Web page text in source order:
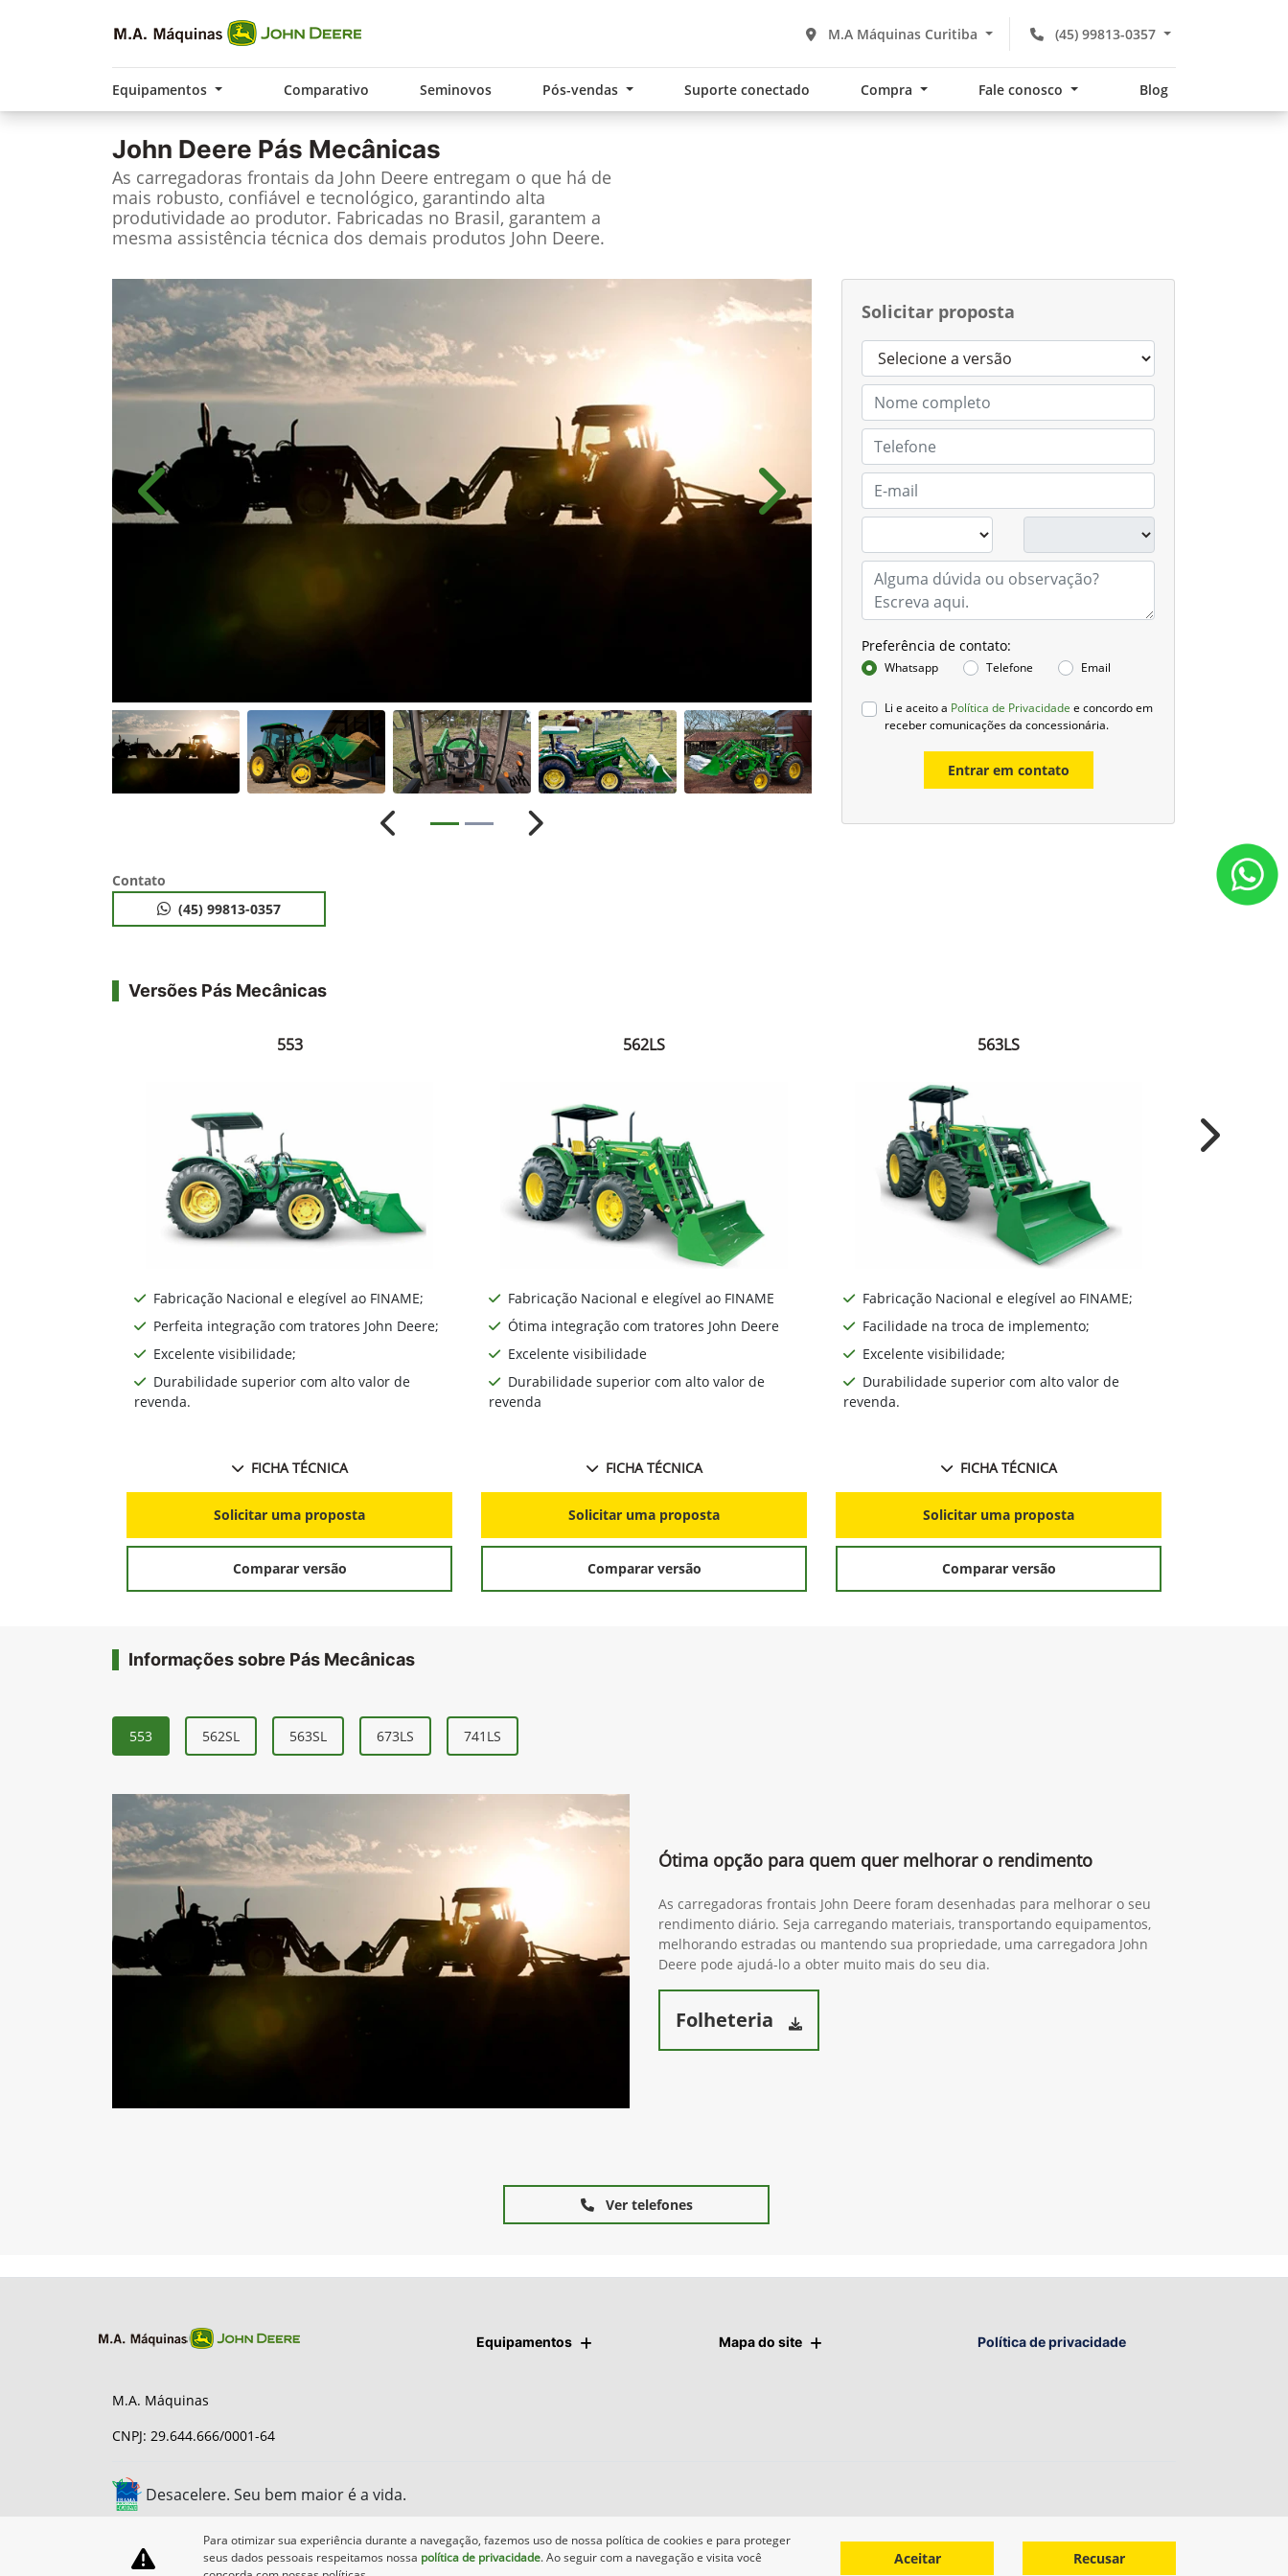
(45) 99813-0357
M.A Máquinas Curitiba
Equipamentos Comparativo Seminovos Pós-vendas Suporte conectado Compra Fale conosco Blog
John Deere Pás Mecânicas
As carregadoras frontais da John Deere entregam o que há de
mais robusto, confiável e tecnológico, garantindo alta
produtividade ao produtor. Fabricadas no Brasil, garantem a
mesma assistência técnica dos demais produtos John Deere.
Solicitar proposta
Preferência de contato:
Whatsapp Telefone Email
Li e aceito a Política de Privacidade e concordo em
receber comunicações da concessionária.
Entrar em contato
Anterior Próximo
Anterior Próximo
Contato
(45) 99813-0357
Versões Pás Mecânicas
553
Fabricação Nacional e elegível ao FINAME;
Perfeita integração com tratores John Deere;
Excelente visibilidade;
Durabilidade superior com alto valor de
revenda.
FICHA TÉCNICA
Solicitar uma proposta
Comparar versão
562LS
Fabricação Nacional e elegível ao FINAME
Ótima integração com tratores John Deere
Excelente visibilidade
Durabilidade superior com alto valor de
revenda
FICHA TÉCNICA
Solicitar uma proposta
Comparar versão
563LS
Fabricação Nacional e elegível ao FINAME;
Facilidade na troca de implemento;
Excelente visibilidade;
Durabilidade superior com alto valor de
revenda.
FICHA TÉCNICA
Solicitar uma proposta
Comparar versão
Next
Informações sobre Pás Mecânicas
553 562SL 563SL 673LS 741LS
Ótima opção para quem quer melhorar o rendimento
As carregadoras frontais John Deere foram desenhadas para melhorar o seu
rendimento diário. Seja carregando materiais, transportando equipamentos,
melhorando estradas ou mantendo sua propriedade, uma carregadora John
Deere pode ajudá-lo a obter muito mais do seu dia.
Folheteria
Ver telefones
Equipamentos Mapa do site Política de privacidade
M.A. Máquinas
CNPJ: 29.644.666/0001-64
Desacelere. Seu bem maior é a vida.
Para otimizar sua experiência durante a navegação, fazemos uso de nossa política de cookies e para proteger
seus dados pessoais respeitamos nossa política de privacidade. Ao seguir com a navegação e visita você
Aceitar Recusar